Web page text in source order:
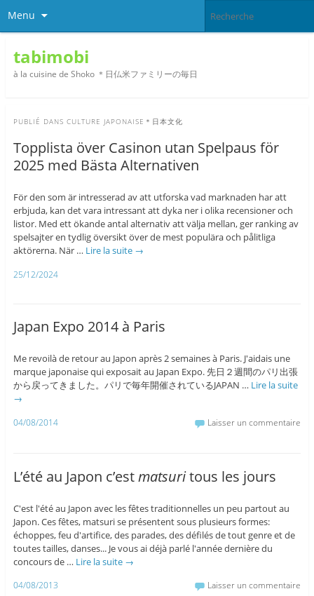
Menu
tabimobi
à la cuisine de Shoko ＊日仏米ファミリーの毎日
PUBLIÉ DANS CULTURE JAPONAISE＊日本文化
Topplista över Casinon utan Spelpaus för
2025 med Bästa Alternativen
För den som är intresserad av att utforska vad marknaden har att
erbjuda, kan det vara intressant att dyka ner i olika recensioner och
listor. Med ett ökande antal alternativ att välja mellan, ger ranking av
spelsajter en tydlig översikt över de mest populära och pålitliga
aktörerna. När … Lire la suite →
25/12/2024
Japan Expo 2014 à Paris
Me revoilà de retour au Japon après 2 semaines à Paris. J'aidais une
marque japonaise qui exposait au Japan Expo. 先日２週間のパリ出張
から戻ってきました。パリで毎年開催されているJAPAN … Lire la suite
→
04/08/2014 Laisser un commentaire
L’été au Japon c’estmatsuritous les jours
C'est l'été au Japon avec les fêtes traditionnelles un peu partout au
Japon. Ces fêtes, matsuri se présentent sous plusieurs formes:
échoppes, feu d'artifice, des parades, des défilés de tout genre et de
toutes tailles, danses... Je vous ai déjà parlé l'année dernière du
concours de … Lire la suite →
04/08/2013 Laisser un commentaire